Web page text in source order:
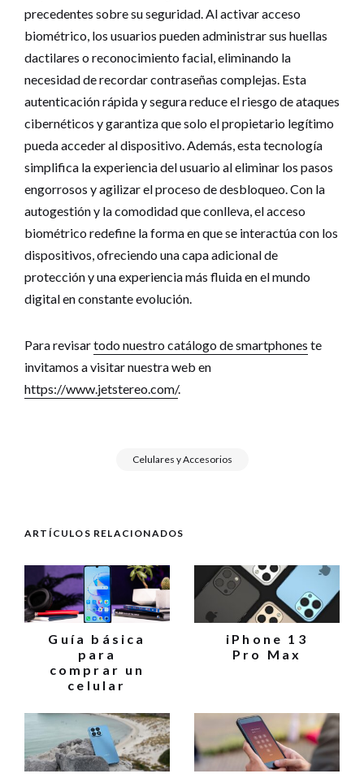
precedentes sobre su seguridad. Al activar acceso
biométrico, los usuarios pueden administrar sus huellas
dactilares o reconocimiento facial, eliminando la
necesidad de recordar contraseñas complejas. Esta
autenticación rápida y segura reduce el riesgo de ataques
cibernéticos y garantiza que solo el propietario legítimo
pueda acceder al dispositivo. Además, esta tecnología
simplifica la experiencia del usuario al eliminar los pasos
engorrosos y agilizar el proceso de desbloqueo. Con la
autogestión y la comodidad que conlleva, el acceso
biométrico redefine la forma en que se interactúa con los
dispositivos, ofreciendo una capa adicional de
protección y una experiencia más fluida en el mundo
digital en constante evolución.
Para revisartodo nuestro catálogo de smartphones te
invitamos a visitar nuestra web en
https://www.jetstereo.com/.
Celulares y Accesorios
ARTÍCULOS RELACIONADOS
Guía básica
para
comprar un
celular
iPhone 13
Pro Max